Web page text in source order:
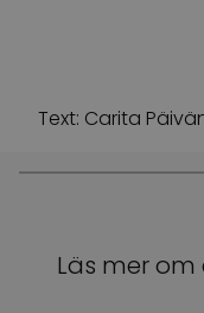
Text: Carita
Läs mer